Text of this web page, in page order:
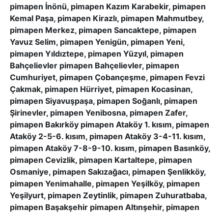
pimapen İnönü, pimapen Kazım Karabekir, pimapen
Kemal Paşa, pimapen Kirazlı, pimapen Mahmutbey,
pimapen Merkez, pimapen Sancaktepe, pimapen
Yavuz Selim, pimapen Yenigün, pimapen Yeni,
pimapen Yıldıztepe, pimapen Yüzyıl, pimapen
Bahçelievler pimapen Bahçelievler, pimapen
Cumhuriyet, pimapen Çobançeşme, pimapen Fevzi
Çakmak, pimapen Hürriyet, pimapen Kocasinan,
pimapen Siyavuşpaşa, pimapen Soğanlı, pimapen
Şirinevler, pimapen Yenibosna, pimapen Zafer,
pimapen Bakırköy pimapen Ataköy 1. kısım, pimapen
Ataköy 2-5-6. kısım, pimapen Ataköy 3-4-11. kısım,
pimapen Ataköy 7-8-9-10. kısım, pimapen Basınköy,
pimapen Cevizlik, pimapen Kartaltepe, pimapen
Osmaniye, pimapen Sakızağacı, pimapen Şenlikköy,
pimapen Yenimahalle, pimapen Yeşilköy, pimapen
Yeşilyurt, pimapen Zeytinlik, pimapen Zuhuratbaba,
pimapen Başakşehir pimapen Altınşehir, pimapen